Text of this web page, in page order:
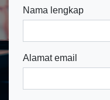
Nama lengkap
Alamat email